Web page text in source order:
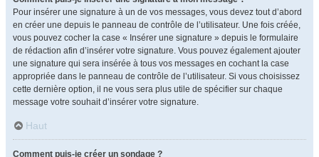
Pour insérer une signature à un de vos messages, vous devez tout d’abord
en créer une depuis le panneau de contrôle de l’utilisateur. Une fois créée,
vous pouvez cocher la case « Insérer une signature » depuis le formulaire
de rédaction afin d’insérer votre signature. Vous pouvez également ajouter
une signature qui sera insérée à tous vos messages en cochant la case
appropriée dans le panneau de contrôle de l’utilisateur. Si vous choisissez
cette dernière option, il ne vous sera plus utile de spécifier sur chaque
message votre souhait d’insérer votre signature.
Haut
Comment puis-je créer un sondage ?